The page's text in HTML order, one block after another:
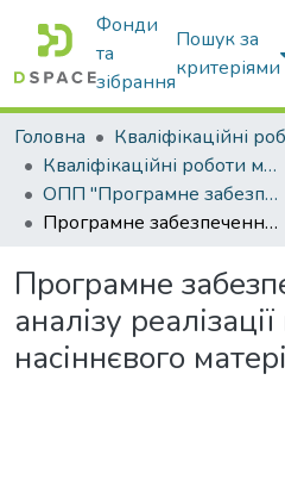
Фонди
та
зібрання
Пошук за
критеріями
Головна
Кваліфікаційні
Кваліфікаційні роботи магістрів
ОПП "Програмне забезпечення інформаційних систем"
Програмне забезпечення системи аналізу реалізації високоякісного насіннєвого матеріалу
Програмне
аналізу
насіннєвого